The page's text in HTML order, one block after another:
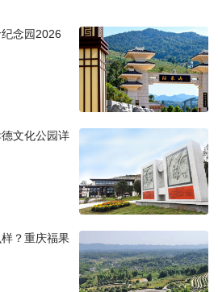
念园2026
文化公园详
？重庆福果